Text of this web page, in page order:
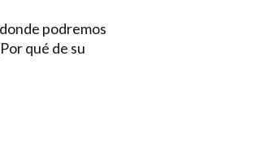
podremos
qué de su